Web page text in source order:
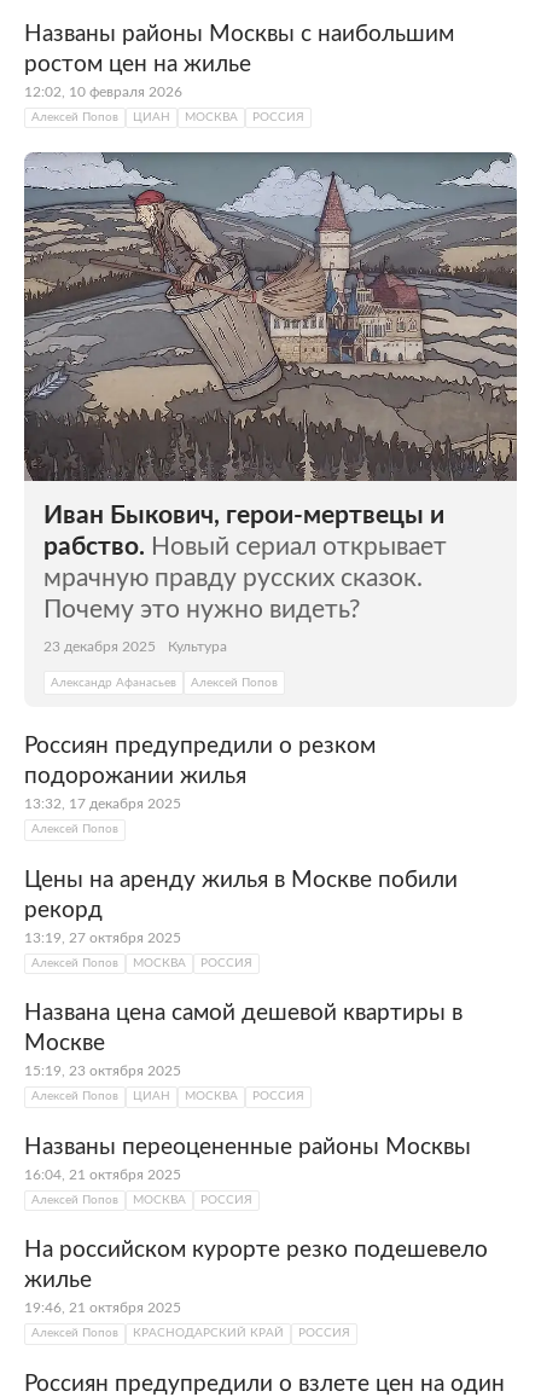
Названы районы Москвы с наибольшим
ростом цен на жилье
12:02, 10 февраля 2026
Алексей Попов ЦИАН МОСКВА РОССИЯ
Иван Быкович, герои-мертвецы и
рабство. Новый сериал открывает
мрачную правду русских сказок.
Почему это нужно видеть?
23 декабря 2025 Культура
Александр Афанасьев Алексей Попов
Россиян предупредили о резком
подорожании жилья
13:32, 17 декабря 2025
Алексей Попов
Цены на аренду жилья в Москве побили
рекорд
13:19, 27 октября 2025
Алексей Попов МОСКВА РОССИЯ
Названа цена самой дешевой квартиры в
Москве
15:19, 23 октября 2025
Алексей Попов ЦИАН МОСКВА РОССИЯ
Названы переоцененные районы Москвы
16:04, 21 октября 2025
Алексей Попов МОСКВА РОССИЯ
На российском курорте резко подешевело
жилье
19:46, 21 октября 2025
Алексей Попов КРАСНОДАРСКИЙ КРАЙ РОССИЯ
Россиян предупредили о взлете цен на один